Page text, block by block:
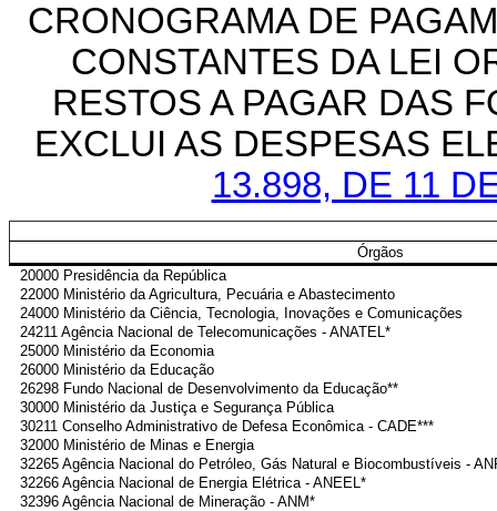
CRONOGRAMA DE
CONSTANTES DA LEI
RESTOS A PAGAR DAS
EXCLUI AS DESPESAS
13.898, DE 11
Órgãos
20000 Presidência da República
22000 Ministério da Agricultura, Pecuária e Abastecimento
24000 Ministério da Ciência, Tecnologia, Inovações e Comunicações
24211 Agência Nacional de Telecomunicações - ANATEL*
25000 Ministério da Economia
26000 Ministério da Educação
26298 Fundo Nacional de Desenvolvimento da Educação**
30000 Ministério da Justiça e Segurança Pública
30211 Conselho Administrativo de Defesa Econômica - CADE***
32000 Ministério de Minas e Energia
32265 Agência Nacional do Petróleo, Gás Natural e Biocombustíveis -
32266 Agência Nacional de Energia Elétrica - ANEEL*
32396 Agência Nacional de Mineração - ANM*